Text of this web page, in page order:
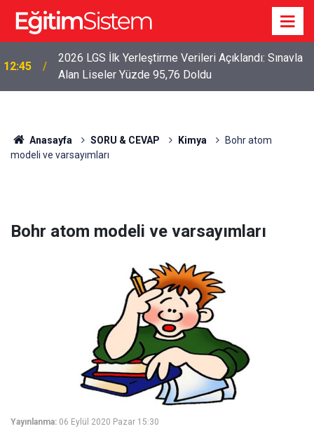
12:45
2026 LGS İlk Yerleştirme Verileri Açıklandı: Sınavla
Alan Liseler Yüzde 95,76 Doldu
Anasayfa SORU & CEVAP Kimya
Bohr atom
modeli ve varsayımları
Bohr atom modeli ve varsayımları
Yayınlanma: 06 Eylül 2020 Pazar 15:30